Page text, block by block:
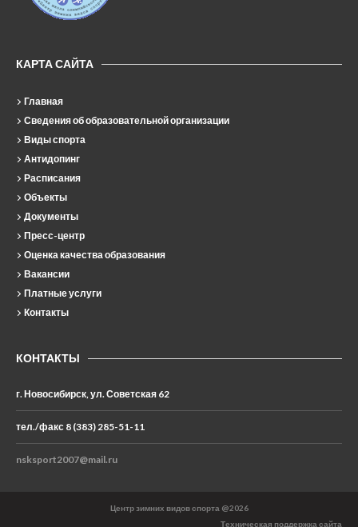
КАРТА САЙТА
Главная
Сведения об образовательной организации
Виды спорта
Антидопинг
Расписания
Объекты
Документы
Пресс-центр
Оценка качества образования
Вакансии
Платные услуги
Контакты
КОНТАКТЫ
г. Новосибирск, ул. Советская 62
тел./факс 8 (383) 285-51-11
nsksport2007@mail.ru
Центр зимних видов спорта @2026
Техническая поддержка сайта